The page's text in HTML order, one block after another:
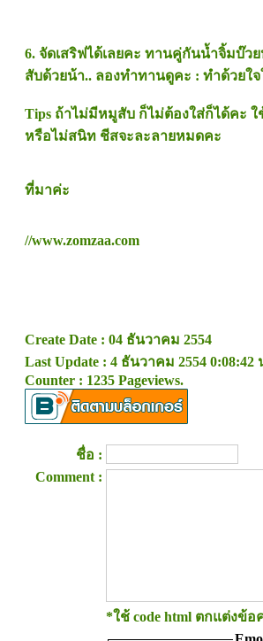
6. จัดเสริฟได้เลยคะ ทานคู่กันน้ำจิ้มบ๊ว
สับด้วยน้า.. ลองทำทานดูคะ : ทำด้วยใ
Tips ถ้าไม่มีหมูสับ ก็ไม่ต้องใส่ก็ได้คะ
หรือไม่สนิท ชีสจะละลายหมดคะ
ที่มาค่ะ
//www.zomzaa.com
Create Date : 04 ธันวาคม 2554
Last Update : 4 ธันวาคม 2554 0:08:42
Counter : 1235 Pageviews.
ชื่อ :
Comment :
*ใช้ code html ตกแต่งข้